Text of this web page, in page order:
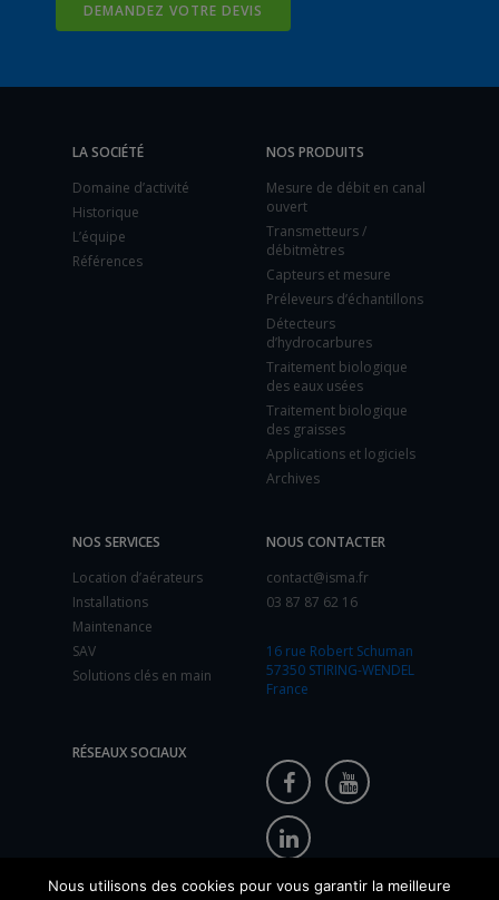
DEMANDEZ VOTRE DEVIS
LA SOCIÉTÉ
Domaine d’activité
Historique
L’équipe
Références
NOS PRODUITS
Mesure de débit en canal
ouvert
Transmetteurs /
débitmètres
Capteurs et mesure
Préleveurs d’échantillons
Détecteurs
d’hydrocarbures
Traitement biologique
des eaux usées
Traitement biologique
des graisses
Applications et logiciels
Archives
NOS SERVICES
Location d’aérateurs
Installations
Maintenance
SAV
Solutions clés en main
NOUS CONTACTER
contact@isma.fr
03 87 87 62 16
16 rue Robert Schuman
57350 STIRING-WENDEL
France
RÉSEAUX SOCIAUX
Nous utilisons des cookies pour vous garantir la meilleure